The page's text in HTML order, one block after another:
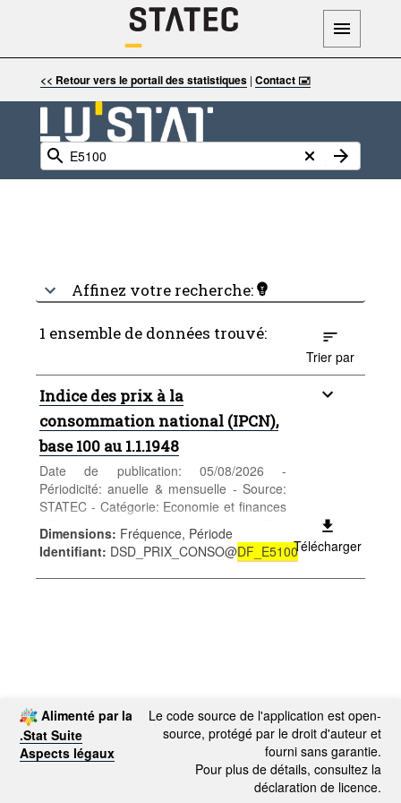
<< Retour vers le portail des statistiques| Contact 🖃
Affinez votre recherche:
1 ensemble de données trouvé:
Trier par
Indice des prix à la
consommation national (IPCN),
base 100 au 1.1.1948
Date de publication: 05/08/2026 -
Périodicité: anuelle & mensuelle - Source:
STATEC - Catégorie: Economie et finances
- Prix à la consommation - Mots-clés: IPC,
IPCN, prix à la consommation, Inflation,
Index
*** Remplace table DF_E5100 ***
Dimensions: Fréquence, Période
Identifiant: DSD_PRIX_CONSO@DF_E5100Télécharger
Alimenté par la
.Stat Suite
Aspects légaux
Le code source de l'application est open-
source, protégé par le droit d'auteur et
fourni sans garantie.
Pour plus de détails, consultez la
déclaration de licence.